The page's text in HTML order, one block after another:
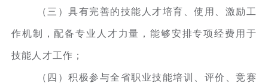
（三）具有完善的技能人才培育、使用、激励工
作机制，配备专业人才力量，能够安排专项经费用于
技能人才工作；
（四）积极参与全省职业技能培训、评价、竞赛